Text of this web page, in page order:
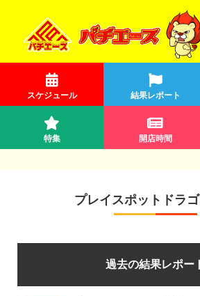
スケジュール 結果レポート
特集 開店時間
プレイスポットドラ
過去の結果レポー